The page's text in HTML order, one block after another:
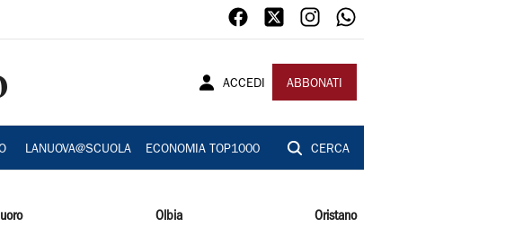
ACCEDI ABBONATI
LANUOVA@SCUOLA ECONOMIA TOP1000 CERCA
Olbia Oristano